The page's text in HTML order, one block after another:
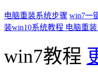
电脑重装系统步骤 win7一
装win10系统教程 电脑重
win7教程